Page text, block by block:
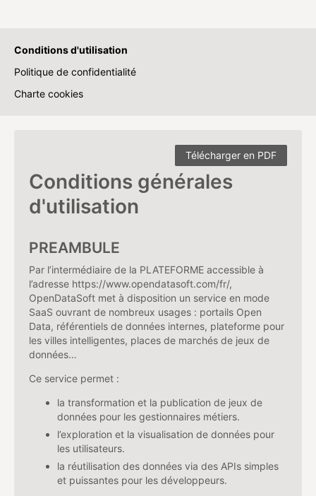
Conditions d'utilisation
Politique de confidentialité
Charte cookies
Télécharger en PDF
Conditions générales
d'utilisation
PREAMBULE
Par l’intermédiaire de la PLATEFORME accessible à
l’adresse https://www.opendatasoft.com/fr/,
OpenDataSoft met à disposition un service en mode
SaaS ouvrant de nombreux usages : portails Open
Data, référentiels de données internes, plateforme pour
les villes intelligentes, places de marchés de jeux de
données…
Ce service permet :
la transformation et la publication de jeux de
données pour les gestionnaires métiers.
l’exploration et la visualisation de données pour
les utilisateurs.
la réutilisation des données via des APIs simples
et puissantes pour les développeurs.